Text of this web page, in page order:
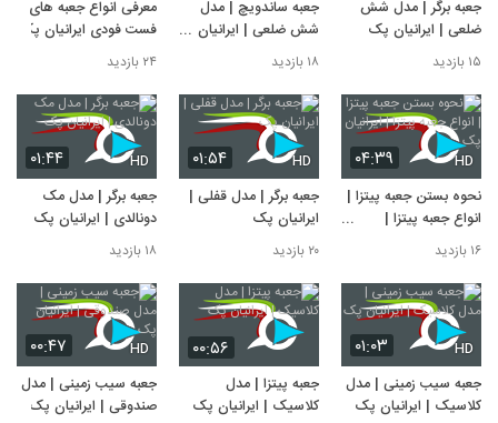
جعبه برگر | مدل شش
ضلعی | ایرانیان پک
۱۵ بازدید
جعبه ساندویچ | مدل
شش ضلعی | ایرانیان
پک
۱۸ بازدید
معرفی انواع جعبه های
فست فودی ایرانیان پک
۲۴ بازدید
۰۴:۳۹ HD
نحوه بستن جعبه پیتزا |
انواع جعبه پیتزا |
ایرانیان پک
۱۶ بازدید
۰۱:۵۴ HD
جعبه برگر | مدل قفلی |
ایرانیان پک
۲۰ بازدید
۰۱:۴۴ HD
جعبه برگر | مدل مک
دونالدی | ایرانیان پک
۱۸ بازدید
۰۱:۰۳ HD
جعبه سیب زمینی | مدل
کلاسیک | ایرانیان پک
۰۰:۵۶
جعبه پیتزا | مدل
کلاسیک | ایرانیان پک
۰۰:۴۷ HD
جعبه سیب زمینی | مدل
صندوقی | ایرانیان پک